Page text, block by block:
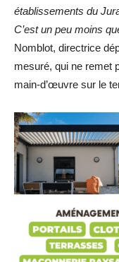
établissements du
C’est un peu moins
Nomblot, directrice
mesuré, qui ne remet
main-d’œuvre sur le